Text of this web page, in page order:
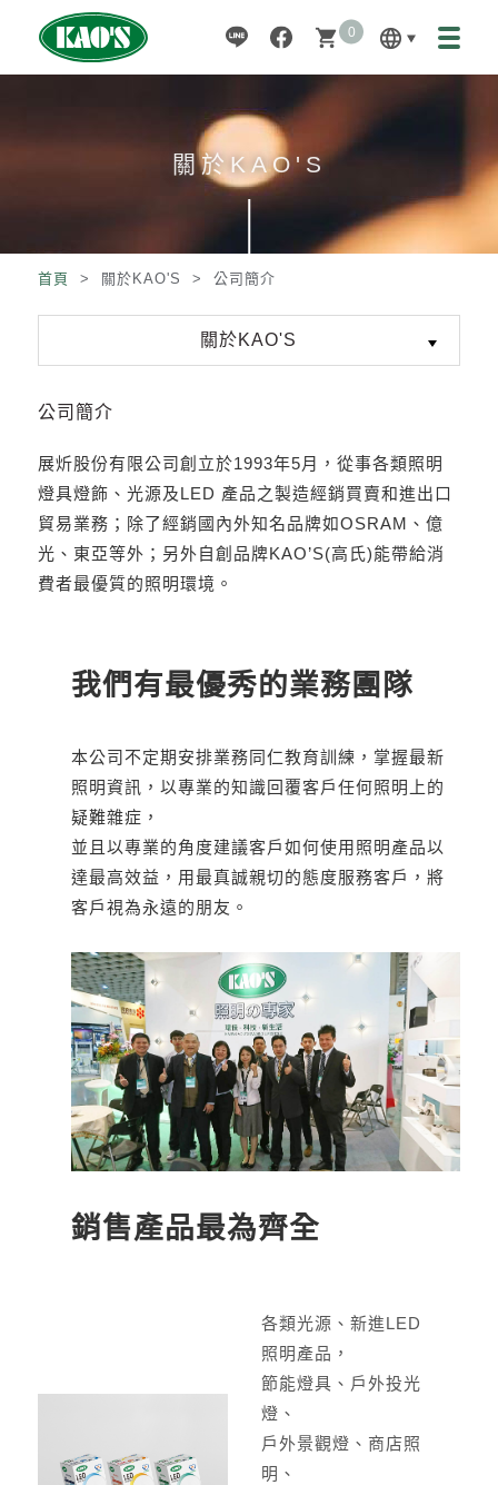
language
shopping_cart 0
關於KAO'S
首頁 > 關於KAO'S > 公司簡介
關於KAO'S
公司簡介
展炘股份有限公司創立於1993年5月，從事各類照明
燈具燈飾、光源及LED 產品之製造經銷買賣和進出口
貿易業務；除了經銷國內外知名品牌如OSRAM、億
光、東亞等外；另外自創品牌KAO’S(高氏)能帶給消
費者最優質的照明環境。
我們有最優秀的業務團隊
本公司不定期安排業務同仁教育訓練，掌握最新
照明資訊，以專業的知識回覆客戶任何照明上的
疑難雜症，
並且以專業的角度建議客戶如何使用照明產品以
達最高效益，用最真誠親切的態度服務客戶，將
客戶視為永遠的朋友。
銷售產品最為齊全
各類光源、新進LED
照明產品，
節能燈具、戶外投光
燈、
戶外景觀燈、商店照
明、